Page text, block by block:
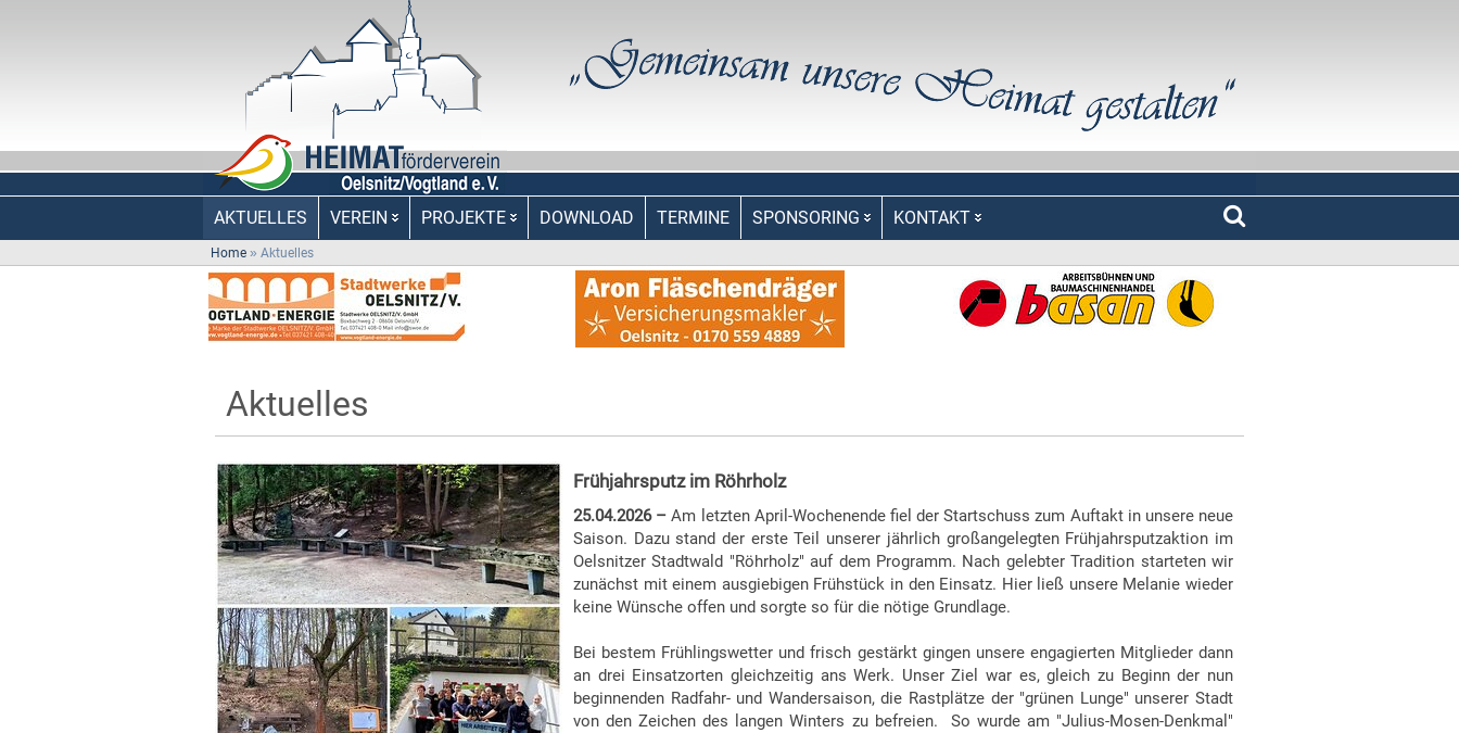
AKTUELLES VEREIN PROJEKTE DOWNLOAD TERMINE SPONSORING KONTAKT
Home » Aktuelles
Aktuelles
Frühjahrsputz im Röhrholz
25.04.2026 –Am letzten April-Wochenende fiel der Startschuss zum Auftakt in unsere neue
Saison. Dazu stand der erste Teil unserer jährlich großangelegten Frühjahrsputzaktion im
Oelsnitzer Stadtwald "Röhrholz" auf dem Programm. Nach gelebter Tradition starteten wir
zunächst mit einem ausgiebigen Frühstück in den Einsatz. Hier ließ unsere Melanie wieder
keine Wünsche offen und sorgte so für die nötige Grundlage.
Bei bestem Frühlingswetter und frisch gestärkt gingen unsere engagierten Mitglieder dann
an drei Einsatzorten gleichzeitig ans Werk. Unser Ziel war es, gleich zu Beginn der nun
beginnenden Radfahr- und Wandersaison, die Rastplätze der "grünen Lunge" unserer Stadt
von den Zeichen des langen Winters zu befreien.
So wurde am "Julius-Mosen-Denkmal"